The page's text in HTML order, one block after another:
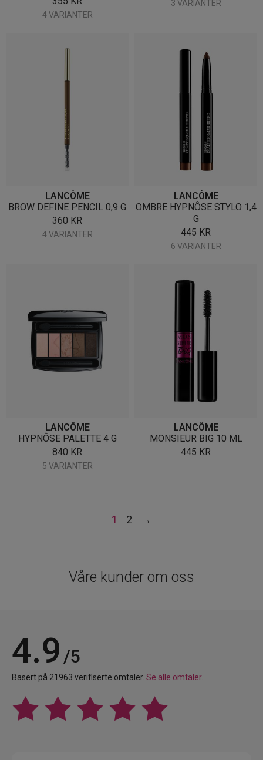
4 VARIANTER
3 VARIANTER
LANCÔME
BROW DEFINE PENCIL 0,9 G
360 KR
4 VARIANTER
LANCÔME
OMBRE HYPNÔSE STYLO 1,4
G
445 KR
6 VARIANTER
LANCÔME
HYPNÔSE PALETTE 4 G
840 KR
5 VARIANTER
LANCÔME
MONSIEUR BIG 10 ML
445 KR
1 2 →
Våre kunder om oss
4.9 /5
Basert på 21963 verifiserte omtaler. Se alle omtaler.